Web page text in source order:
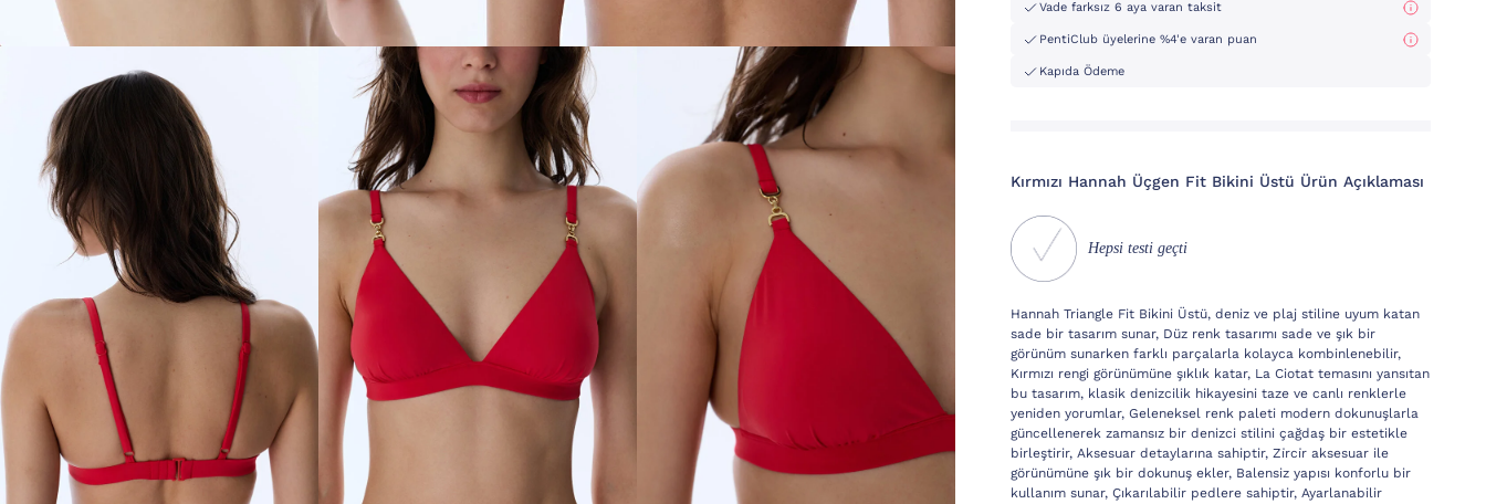
Vade farksız 6 aya varan taksit
PentiClub üyelerine %4'e varan puan
Kapıda Ödeme
Kırmızı Hannah Üçgen Fit Bikini Üstü Ürün Açıklaması
Hepsi testi geçti
Hannah Triangle Fit Bikini Üstü, deniz ve plaj stiline uyum katan
sade bir tasarım sunar, Düz renk tasarımı sade ve şık bir
görünüm sunarken farklı parçalarla kolayca kombinlenebilir,
Kırmızı rengi görünümüne şıklık katar, La Ciotat temasını yansıtan
bu tasarım, klasik denizcilik hikayesini taze ve canlı renklerle
yeniden yorumlar, Geleneksel renk paleti modern dokunuşlarla
güncellenerek zamansız bir denizci stilini çağdaş bir estetikle
birleştirir, Aksesuar detaylarına sahiptir, Zi̇rci̇r aksesuar ile
görünümüne şık bir dokunuş ekler, Balensiz yapısı konforlu bir
kullanım sunar, Çıkarılabilir pedlere sahiptir, Ayarlanabilir